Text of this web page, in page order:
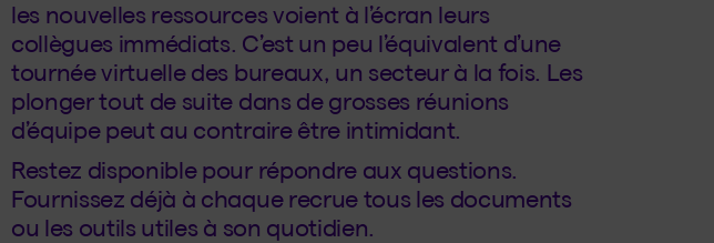
les nouvelles ressources voient à l’écran leurs
collègues immédiats. C’est un peu l’équivalent d’une
tournée virtuelle des bureaux, un secteur à la fois. Les
plonger tout de suite dans de grosses réunions
d’équipe peut au contraire être intimidant.
Restez disponible pour répondre aux questions.
Fournissez déjà à chaque recrue tous les documents
ou les outils utiles à son quotidien.